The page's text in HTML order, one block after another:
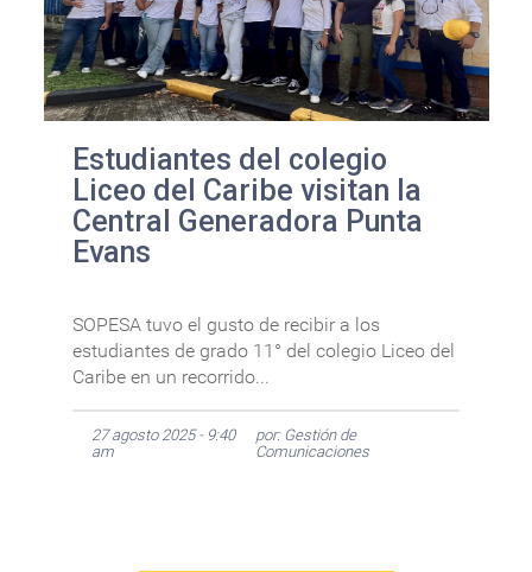
Estudiantes del colegio
Liceo del Caribe visitan la
Central Generadora Punta
Evans
SOPESA tuvo el gusto de recibir a los
estudiantes de grado 11° del colegio Liceo del
Caribe en un recorrido...
27 agosto 2025 - 9:40
am
por: Gestión de
Comunicaciones